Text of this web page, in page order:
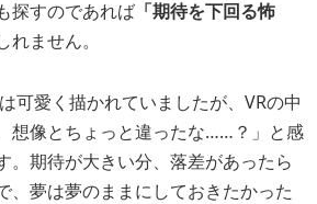
探すのであれば 「期待を下回る怖
ません。
可愛く描かれていましたが、VRの中
想像とちょっと違ったな……？」と感
。期待が大きい分、落差があったら
、夢は夢のままにしておきたかった